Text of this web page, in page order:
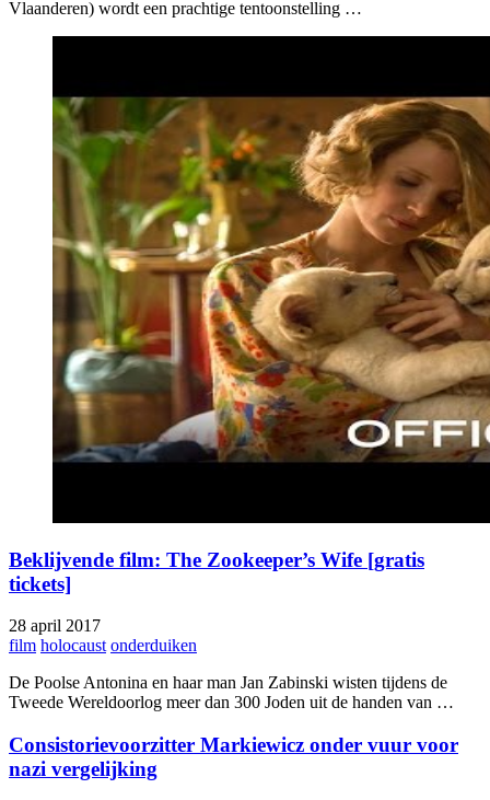
Vlaanderen) wordt een prachtige tentoonstelling …
Beklijvende film: The Zookeeper’s Wife [gratis
tickets]
28 april 2017
film holocaust onderduiken
De Poolse Antonina en haar man Jan Zabinski wisten tijdens de
Tweede Wereldoorlog meer dan 300 Joden uit de handen van …
Consistorievoorzitter Markiewicz onder vuur voor
nazi vergelijking